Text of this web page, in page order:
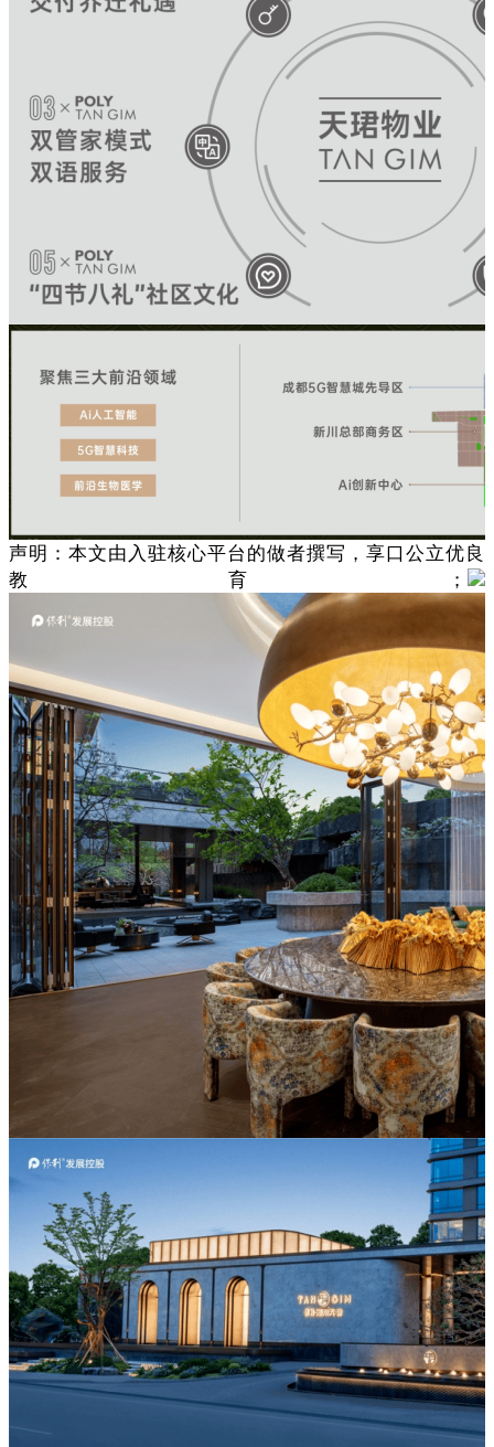
声明：本文由入驻核心平台的做者撰写，享口公立优良
教育；